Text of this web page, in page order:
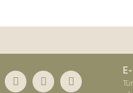
bilgiler bulunuyor.